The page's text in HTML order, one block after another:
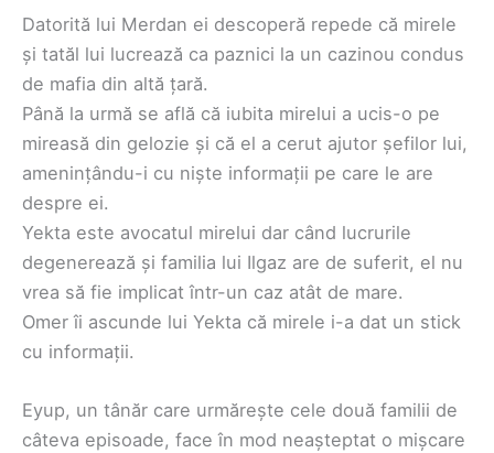
Datorită lui Merdan ei descoperă repede că mirele
și tatăl lui lucrează ca paznici la un cazinou condus
de mafia din altă țară.
Până la urmă se află că iubita mirelui a ucis-o pe
mireasă din gelozie și că el a cerut ajutor șefilor lui,
amenințându-i cu niște informații pe care le are
despre ei.
Yekta este avocatul mirelui dar când lucrurile
degenerează și familia lui Ilgaz are de suferit, el nu
vrea să fie implicat într-un caz atât de mare.
Omer îi ascunde lui Yekta că mirele i-a dat un stick
cu informații.
Eyup, un tânăr care urmărește cele două familii de
câteva episoade, face în mod neașteptat o mișcare